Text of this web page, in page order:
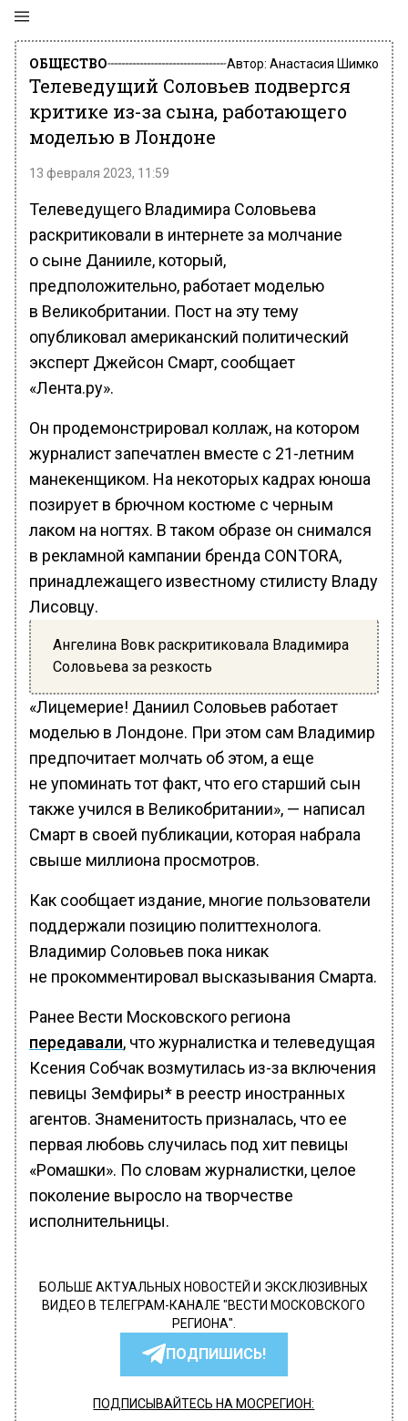
ОБЩЕСТВО Автор: Анастасия Шимко
Телеведущий Соловьев подвергся
критике из-за сына, работающего
моделью в Лондоне
13 февраля 2023, 11:59
Телеведущего Владимира Соловьева
раскритиковали в интернете за молчание
о сыне Данииле, который,
предположительно, работает моделью
в Великобритании. Пост на эту тему
опубликовал американский политический
эксперт Джейсон Смарт, сообщает
«Лента.ру».
Он продемонстрировал коллаж, на котором
журналист запечатлен вместе с 21-летним
манекенщиком. На некоторых кадрах юноша
позирует в брючном костюме с черным
лаком на ногтях. В таком образе он снимался
в рекламной кампании бренда CONTORA,
принадлежащего известному стилисту Владу
Лисовцу.
Ангелина Вовк раскритиковала Владимира
Соловьева за резкость
«Лицемерие! Даниил Соловьев работает
моделью в Лондоне. При этом сам Владимир
предпочитает молчать об этом, а еще
не упоминать тот факт, что его старший сын
также учился в Великобритании», — написал
Смарт в своей публикации, которая набрала
свыше миллиона просмотров.
Как сообщает издание, многие пользователи
поддержали позицию политтехнолога.
Владимир Соловьев пока никак
не прокомментировал высказывания Смарта.
Ранее Вести Московского региона
передавали, что журналистка и телеведущая
Ксения Собчак возмутилась из-за включения
певицы Земфиры* в реестр иностранных
агентов. Знаменитость призналась, что ее
первая любовь случилась под хит певицы
«Ромашки». По словам журналистки, целое
поколение выросло на творчестве
исполнительницы.
БОЛЬШЕ АКТУАЛЬНЫХ НОВОСТЕЙ И ЭКСКЛЮЗИВНЫХ
ВИДЕО В ТЕЛЕГРАМ-КАНАЛЕ "ВЕСТИ МОСКОВСКОГО
РЕГИОНА".
ПОДПИШИСЬ!
ПОДПИСЫВАЙТЕСЬ НА МОСРЕГИОН: